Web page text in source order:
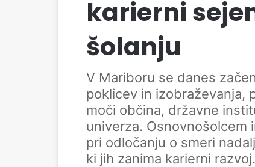
karierni
šolanju
V Mariboru se danes
poklicev in izobraževanja,
moči občina, državne
univerza. Osnovnošolcem
pri odločanju o smeri
ki jih zanima karierni razvoj.